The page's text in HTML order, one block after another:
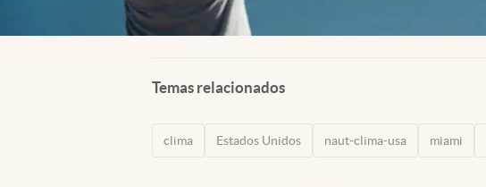
Temas relacionados
clima Estados Unidos naut-clima-usa miami